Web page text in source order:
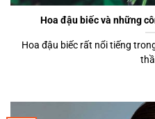
Hoa đậu biếc và những
Hoa đậu biếc rất nổi tiếng